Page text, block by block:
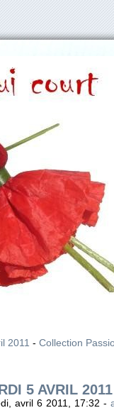
2011 - Collection
5 AVRIL 2011
avril 6 2011, 17:32 -